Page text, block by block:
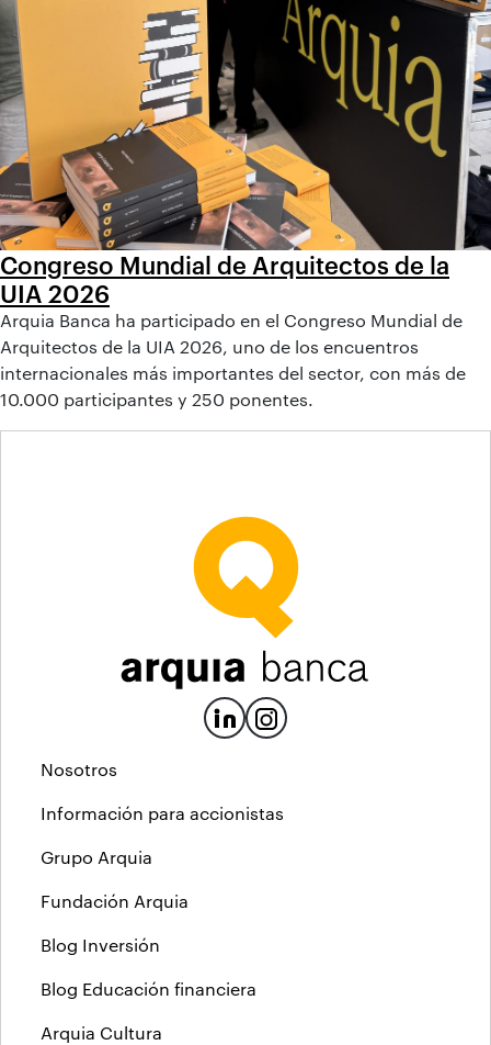
Congreso Mundial de Arquitectos de la
UIA 2026
Arquia Banca ha participado en el Congreso Mundial de
Arquitectos de la UIA 2026, uno de los encuentros
internacionales más importantes del sector, con más de
10.000 participantes y 250 ponentes.
Nosotros
Información para accionistas
Grupo Arquia
Fundación Arquia
Blog Inversión
Blog Educación financiera
Arquia Cultura